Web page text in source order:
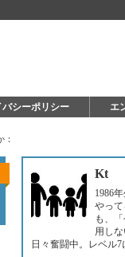
バシーポリシー エ
Kt
1986
やっ
も、
用し
日々奮闘中。レベル7